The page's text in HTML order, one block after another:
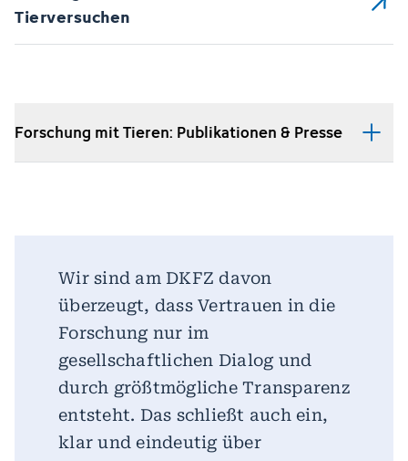
Tierversuchen
Forschung mit Tieren: Publikationen & Presse
Wir sind am DKFZ davon
überzeugt, dass Vertrauen in die
Forschung nur im
gesellschaftlichen Dialog und
durch größtmögliche Transparenz
entsteht. Das schließt auch ein,
klar und eindeutig über